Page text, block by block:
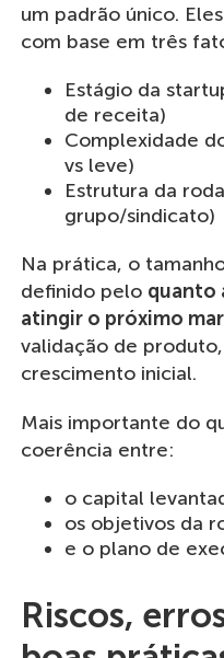
um padrão único.
com base em três
Estágio da
de receita)
Complexidade
vs leve)
Estrutura da
grupo/sindicato)
Na prática, o
definido pelo quanto
atingir o próximo
validação de
crescimento inicial.
Mais importante do
coerência entre:
o capital
os objetivos da
e o plano de
Riscos,